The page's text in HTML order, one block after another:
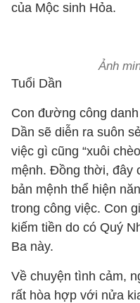
của Mộc sinh Hỏa.
Ảnh
Tuổi Dần
Con đường công
Dần sẽ diễn ra suôn
việc gì cũng “xuôi
mệnh. Đồng thời, đây
bản mệnh thể hiện
trong công việc. Con
kiếm tiền do có Quý
Ba này.
Về chuyện tình cảm,
rất hòa hợp với nửa